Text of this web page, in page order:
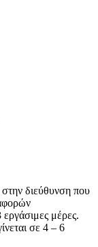
διεύθυνση που
μέρες.
σε 4 – 6